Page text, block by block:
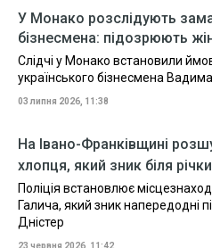
У Монако розслідують
бізнесмена: підозрюють
Слідчі у Монако встановили
українського бізнесмена
03 липня 2026, 11:38
На Івано-Франківщині
хлопця, який зник біля річки
Поліція встановлює
Галича, який зник напередодні
Дністер
23 червня 2026, 11:42